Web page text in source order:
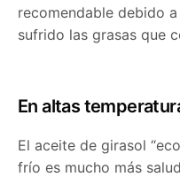
recomendable debido
sufrido las grasas que
En altas
El aceite de girasol
frío es mucho más